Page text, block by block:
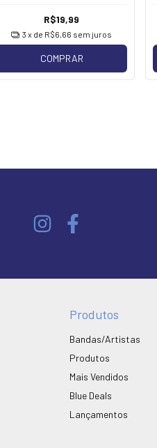
[Faixa de Cabeça]
R$19,99
3 x de R$6,66 sem juros
COMPRAR
Produtos
Bandas/Artistas
Produtos
Mais Vendidos
Blue Deals
Lançamentos